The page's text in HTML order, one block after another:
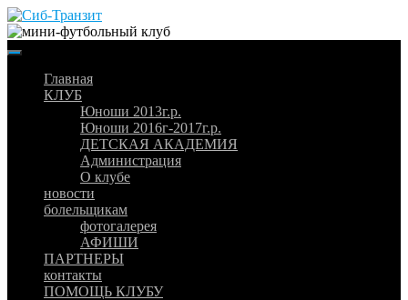
Skip
to
content
Главная
КЛУБ
Юноши 2013г.р.
Юноши 2016г-2017г.р.
ДЕТСКАЯ АКАДЕМИЯ
Администрация
О клубе
новости
болельщикам
фотогалерея
АФИШИ
ПАРТНЕРЫ
контакты
ПОМОЩЬ КЛУБУ